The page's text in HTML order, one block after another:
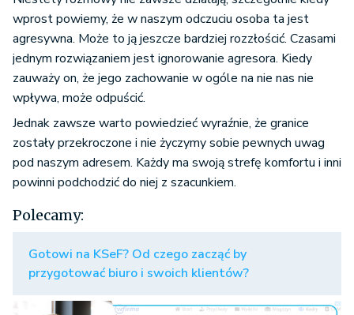
wprost powiemy, że w naszym odczuciu osoba ta jest
agresywna. Może to ją jeszcze bardziej rozzłościć. Czasami
jednym rozwiązaniem jest ignorowanie agresora. Kiedy
zauważy on, że jego zachowanie w ogóle na nie nas nie
wpływa, może odpuścić.
Jednak zawsze warto powiedzieć wyraźnie, że granice
zostały przekroczone i nie życzymy sobie pewnych uwag
pod naszym adresem. Każdy ma swoją strefę komfortu i inni
powinni podchodzić do niej z szacunkiem.
Polecamy:
Gotowi na KSeF? Od czego zacząć by
przygotować biuro i swoich klientów?